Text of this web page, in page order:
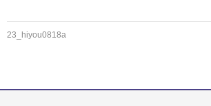
23_hiyou0818a